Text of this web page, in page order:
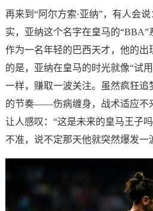
再来到“阿尔方索·亚纳”，有人会
实，亚纳这个名字在皇马的“BBA”
作为一名年轻的巴西天才，他的出
的是，亚纳在皇马的时光就像“试
一样，赚取一波关注。虽然疯狂追
的节奏——伤病缠身，战术适应不
让人感叹：“这是未来的皇马王子
不准，说不定那天他就突然爆发一